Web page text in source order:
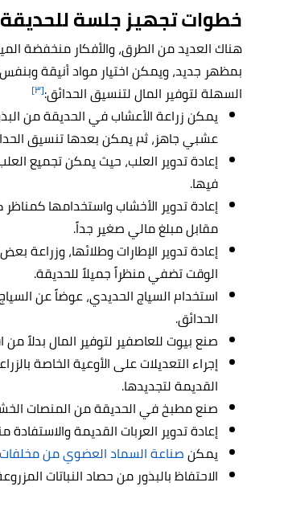
خطوات تجهيز جلسة للحديقة
هناك العديد من الطرق، والأفكار منخفضة
بمظهر جديد، ويمكن اختيار مواد أنيقة
السهلة لتوفير المال لتنسيق الحدائق:[٣]
يمكن زراعة الأعشاب في الحديقة من
عشبي جاهز، ثم يمكن بعدها تنسيق
إعادة تدوير العلب، حيث يمكن تجميع
فيها.
إعادة تدوير الأخشاب واستخدامها
مقابل مبلغ مالي صغير جداً.
إعادة تدوير الإطارات وطلائها،
الوقت تضفي منظراً جميلاً للحديقة.
استخدام السياج الحديدي، عوضاً عن
الحدائق.
صنع بيوت للعاصفير لتوفير المال بدلاً من
إجراء التعديلات على الأوعية الخاصة
القديمة لتجديدها.
صنع مطبخ في الحديقة من المنصات
إعادة تدوير العربات القديمة والاستفادة
يمكنصناعة السماد العضوي من
الاحتفاظ بالبذور من حصاد النباتات